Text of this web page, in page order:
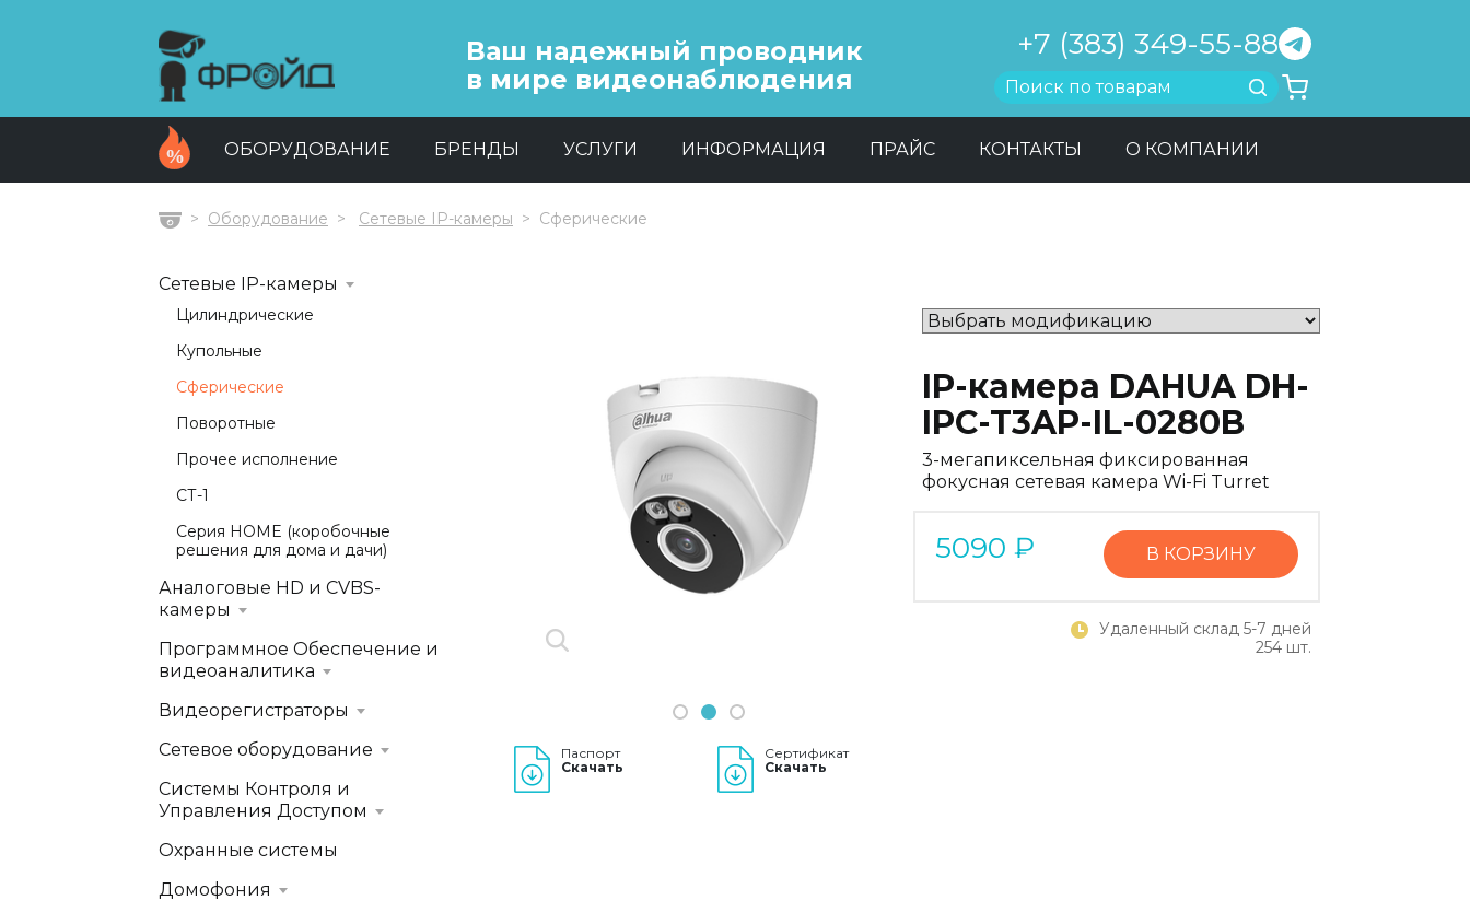
Ваш надежный проводник
в мире видеонаблюдения
+7 (383) 349-55-88
Найти
ОБОРУДОВАНИЕ БРЕНДЫ УСЛУГИ ИНФОРМАЦИЯ ПРАЙС КОНТАКТЫ О КОМПАНИИ
ГлавнаяОборудование Сетевые IP-камеры Сферические
1 2 3
Паспорт
Скачать
Сертификат
Скачать
IP-камера DAHUA DH-
IPC-T3AP-IL-0280B
3-мегапиксельная фиксированная
фокусная сетевая камера Wi-Fi Turret
5090 ₽ В КОРЗИНУ
Удаленный склад 5-7 дней
254 шт.
Сетевые IP-камеры
Цилиндрические
Купольные
Сферические
Поворотные
Прочее исполнение
СТ-1
Серия HOME (коробочные
решения для дома и дачи)
Аналоговые HD и CVBS-
камеры
Программное Обеспечение и
видеоаналитика
Видеорегистраторы
Сетевое оборудование
Системы Контроля и
Управления Доступом
Охранные системы
Домофония